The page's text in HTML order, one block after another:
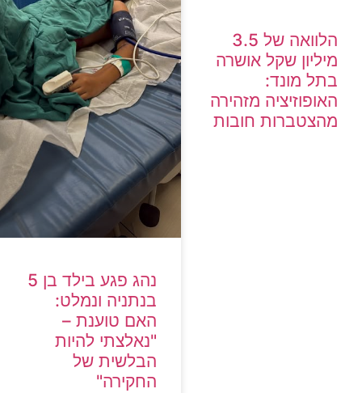
הלוואה של 3.5
מיליון שקל אושרה
בתל מונד:
האופוזיציה מזהירה
מהצטברות חובות
נהג פגע בילד בן 5
בנתניה ונמלט:
האם טוענת –
"נאלצתי להיות
הבלשית של
החקירה"